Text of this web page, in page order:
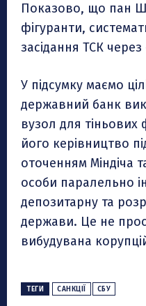
Показово, що пан
фігуранти,
засідання ТСК через
У підсумку маємо
державний банк
вузол для тіньових
його керівництво
оточенням Міндіча
особи паралельно
депозитарну та
держави. Це не
вибудувана
ТЕГИ САНКЦІЇ СБУ